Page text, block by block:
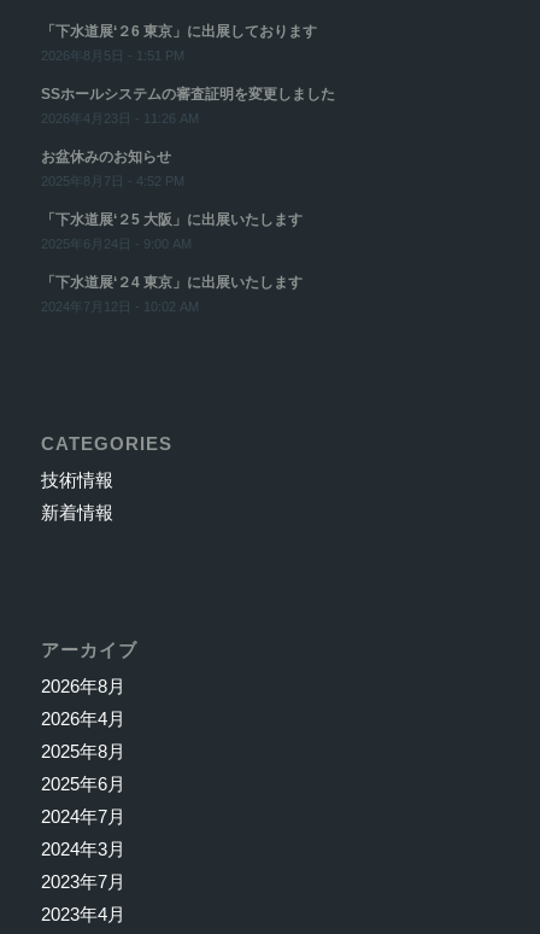
「下水道展‘２6 東京」に出展しております
2026年8月5日 - 1:51 PM
SSホールシステムの審査証明を変更しました
2026年4月23日 - 11:26 AM
お盆休みのお知らせ
2025年8月7日 - 4:52 PM
「下水道展‘２5 大阪」に出展いたします
2025年6月24日 - 9:00 AM
「下水道展‘２4 東京」に出展いたします
2024年7月12日 - 10:02 AM
CATEGORIES
技術情報
新着情報
アーカイブ
2026年8月
2026年4月
2025年8月
2025年6月
2024年7月
2024年3月
2023年7月
2023年4月